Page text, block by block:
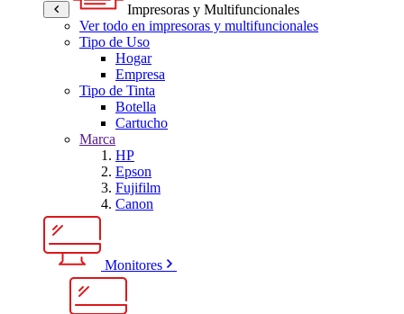
Impresoras y Multifuncionales
Ver todo en impresoras y multifuncionales
Tipo de Uso
Hogar
Empresa
Tipo de Tinta
Botella
Cartucho
Marca
HP
Epson
Fujifilm
Canon
Monitores